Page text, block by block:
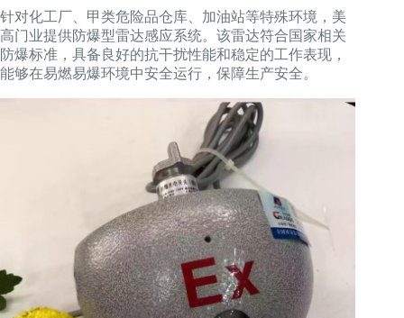
针对化工厂、甲类危险品仓库、加油站等特殊环境，美
高门业提供防爆型雷达感应系统。该雷达符合国家相关
防爆标准，具备良好的抗干扰性能和稳定的工作表现，
能够在易燃易爆环境中安全运行，保障生产安全。